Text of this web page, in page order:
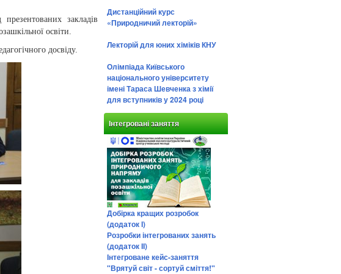
закладів
освіти.
досвіду.
Дистанційний курс
«Природничий лекторій»
Лекторій для юних хіміків КНУ
Олімпіада Київського
національного університету
імені Тараса Шевченка з хімії
для вступників у 2024 році
Інтегровані заняття
Добірка кращих розробок
(додаток І)
Розробки інтегрованих занять
(додаток ІІ)
Інтегроване кейс-заняття
"Врятуй світ - сортуй сміття!"